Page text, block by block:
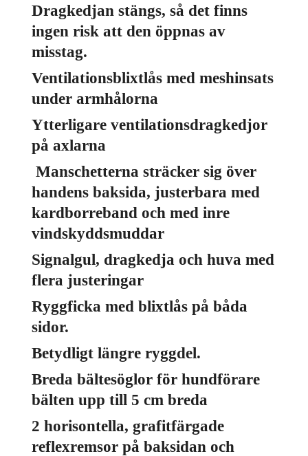
Dragkedjan stängs, så det finns
ingen risk att den öppnas av
misstag.
Ventilationsblixtlås med meshinsats
under armhålorna
Ytterligare ventilationsdragkedjor
på axlarna
Manschetterna sträcker sig över
handens baksida, justerbara med
kardborreband och med inre
vindskyddsmuddar
Signalgul, dragkedja och huva med
flera justeringar
Ryggficka med blixtlås på båda
sidor.
Betydligt längre ryggdel.
Breda bältesöglor för hundförare
bälten upp till 5 cm breda
2 horisontella, grafitfärgade
reflexremsor på baksidan och